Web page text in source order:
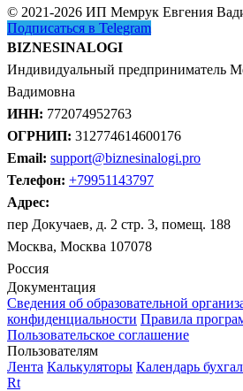
© 2021-2026 ИП Мемрук Евгения
Подписаться в Telegram
BIZNESINALOGI
Индивидуальный предприниматель
Вадимовна
ИНН: 772074952763
ОГРНИП: 312774614600176
Email: support@biznesinalogi.pro
Телефон: +79951143797
Адрес:
пер Докучаев, д. 2 стр. 3, помещ. 188
Москва, Москва 107078
Россия
Документация
Сведения об образовательной
конфиденциальности Правила
Пользовательское соглашение
Пользователям
Лента Калькуляторы Календарь
Rt